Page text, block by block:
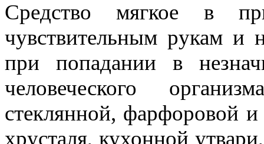
Средство мягкое в
чувствительным рукам и
при попадании в
человеческого
стеклянной, фарфоровой
хрусталя, кухонной